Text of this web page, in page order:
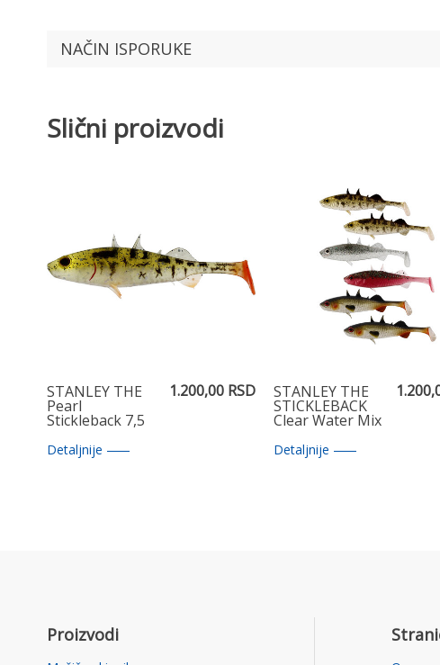
NAČIN ISPORUKE
Slični proizvodi
STANLEY THE
Pearl
Stickleback 7,5
1.200,00 RSD
Detaljnije
STANLEY THE
STICKLEBACK
Clear Water Mix
Detaljnije
Proizvodi